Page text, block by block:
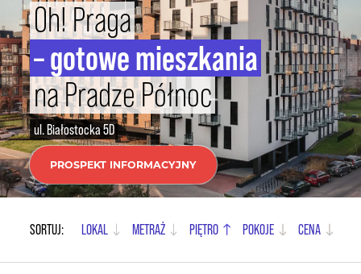
Oh! Praga
– gotowe mieszkania
na Pradze Północ
ul. Białostocka 5D
PROSPEKT INFORMACYJNY
SORTUJ: LOKAL PIĘTRO POKOJE
METRAŻ CENA
21 500,00 zł/m²